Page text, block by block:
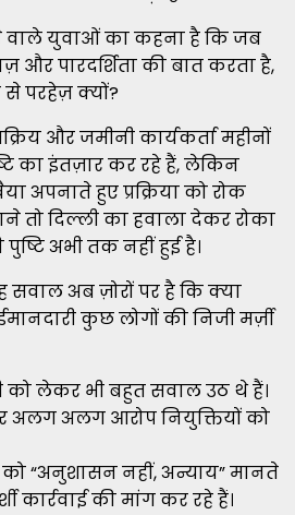
युवाओं का कहना है कि जब
पारदर्शिता की बात करता है,
से परहेज़ क्यों?
और जमीनी कार्यकर्ता महीनों
का इंतज़ार कर रहे हैं, लेकिन
अपनाते हुए प्रक्रिया को रोक
तो दिल्ली का हवाला देकर रोका
अभी तक नहीं हुई है।
सवाल अब ज़ोरों पर है कि क्या
कुछ लोगों की निजी मर्ज़ी
को लेकर भी बहुत सवाल उठ थे हैं।
अलग अलग आरोप नियुक्तियों को
को “अनुशासन नहीं, अन्याय” मानते
कार्रवाई की मांग कर रहे हैं।